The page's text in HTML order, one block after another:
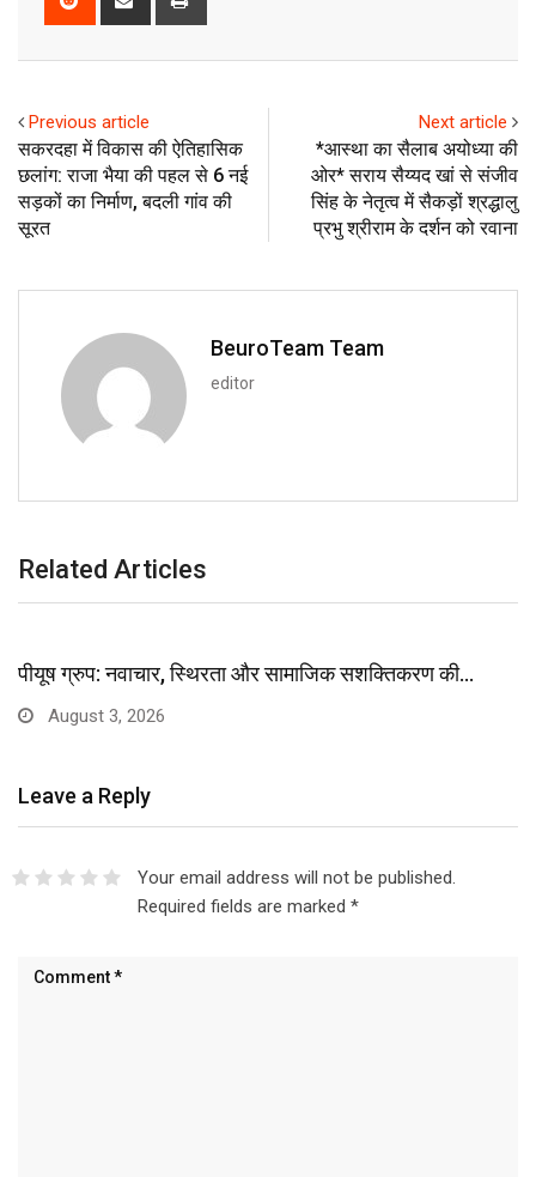
Previous article
सकरदहा में विकास की ऐतिहासिक
छलांग: राजा भैया की पहल से 6 नई
सड़कों का निर्माण, बदली गांव की
सूरत
Next article
*आस्था का सैलाब अयोध्या की
ओर* सराय सैय्यद खां से संजीव
सिंह के नेतृत्व में सैकड़ों श्रद्धालु
प्रभु श्रीराम के दर्शन को रवाना
BeuroTeam Team
editor
Related Articles
पीयूष ग्रुप: नवाचार, स्थिरता और सामाजिक सशक्तिकरण की…
August 3, 2026
Leave a Reply
Your email address will not be published.
Required fields are marked *